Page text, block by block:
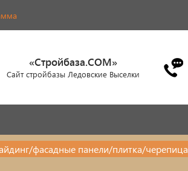
«Стройбаза.COM»
Сайт стройбазы Ледовские Выселки
фасадные панели/плитка/черепица